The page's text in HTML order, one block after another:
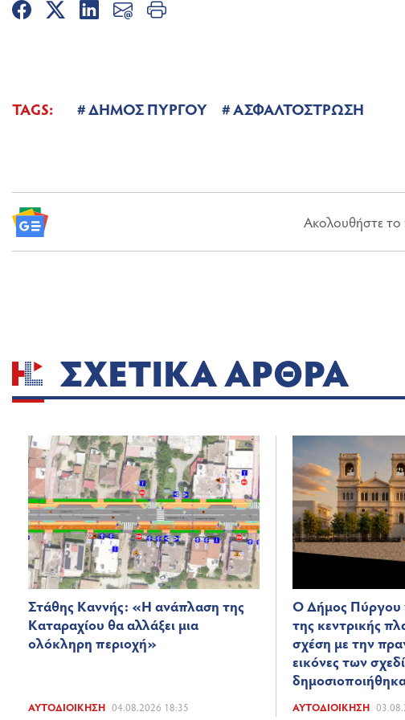
TAGS: ΔΗΜΟΣ ΠΥΡΓΟΥ ΑΣΦΑΛΤΟΣΤΡΩΣΗ
Ακολουθήστε
ΣΧΕΤΙΚΆ ΆΡΘΡΑ
Στάθης Καννής: «Η ανάπλαση της
Καταραχίου θα αλλάξει μια
ολόκληρη περιοχή»
ΑΥΤΟΔΙΟΊΚΗΣΗ 04.08.2026 18:35
Ο Δήμος Πύργου
της κεντρικής
σχέση με την
εικόνες των
ΑΥΤΟΔΙΟΊΚΗΣΗ